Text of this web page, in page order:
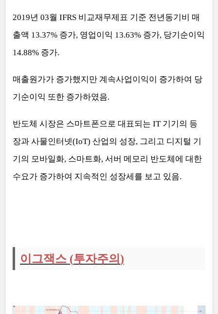
2019년 03월 IFRS 비교재무제표 기준 전년동기비 매
출액 13.37% 증가, 영업이익 13.63% 증가, 당기순이익
14.88% 증가.
매출원가가 증가했지만 계속사업이익이 증가하여 당
기순이익 또한 증가하였음.
반도체 시장은 스마트폰으로 대표되는 IT 기기의 등
장과 사물인터넷(IoT) 산업의 성장, 그리고 디지털 기
기의 모바일화, 스마트화, 서버 메모리 반도체에 대한
수요가 증가하여 지속적인 성장세를 보고 있음.
이그잭스 (투자주의 )